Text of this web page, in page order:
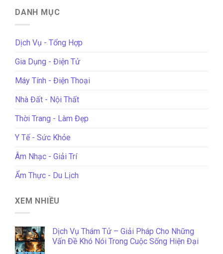
DANH MỤC
Dịch Vụ - Tổng Hợp
Gia Dụng - Điện Tử
Máy Tính - Điện Thoại
Nhà Đất - Nội Thất
Thời Trang - Làm Đẹp
Y Tế - Sức Khỏe
Âm Nhạc - Giải Trí
Ẩm Thực - Du Lịch
XEM NHIỀU
Dịch Vụ Thám Tử – Giải Pháp Cho Những
Vấn Đề Khó Nói Trong Cuộc Sống Hiện Đại